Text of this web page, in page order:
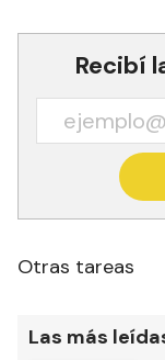
Recibí
Otras tareas
Las más